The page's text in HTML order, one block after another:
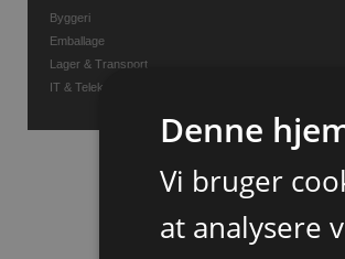
Byggeri
Emballage
Lager & Transport
IT & Telekommunikation
Denne
Vi bruger
at analysere